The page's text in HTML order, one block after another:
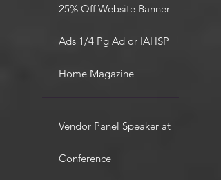
25% Off Website Banner
Ads 1/4 Pg Ad or IAHSP
Home Magazine
Vendor Panel Speaker at
Conference